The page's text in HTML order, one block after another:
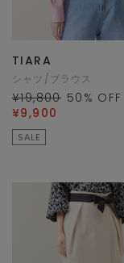
TIARA
シャツ/ブラウス
¥19,800 50 % OFF
¥9,900
SALE